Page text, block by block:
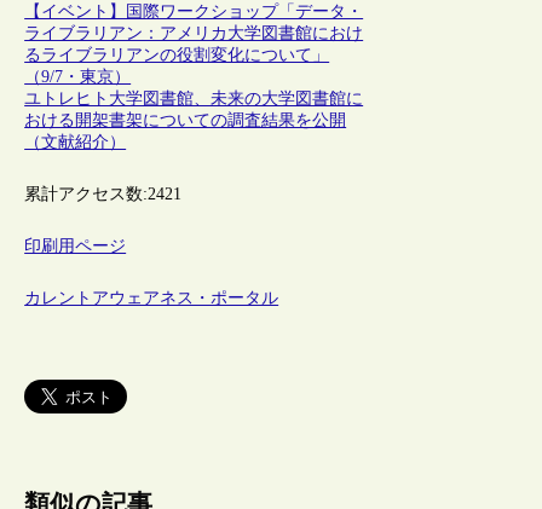
【イベント】国際ワークショップ「データ・
ライブラリアン：アメリカ大学図書館におけ
るライブラリアンの役割変化について」
（9/7・東京）
ユトレヒト大学図書館、未来の大学図書館に
おける開架書架についての調査結果を公開
（文献紹介）
累計アクセス数:2421
印刷用ページ
カレントアウェアネス・ポータル